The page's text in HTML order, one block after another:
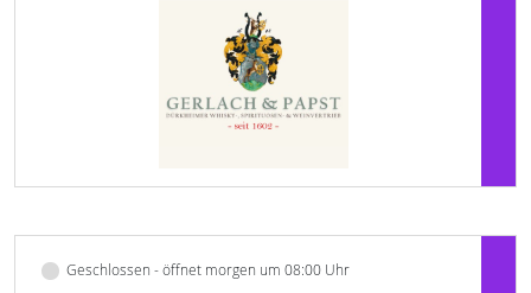
Geschlossen - öffnet morgen um 08:00 Uhr